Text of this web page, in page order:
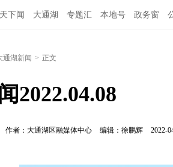
天下闻 大通湖 专题汇 本地号 政务窗
通湖新闻 > 正文
2022.04.08
作者：大通湖区融媒体中心 编辑：徐鹏辉 2022-